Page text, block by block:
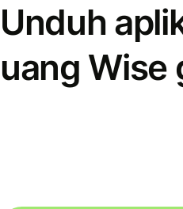
Unduh
uang Wise